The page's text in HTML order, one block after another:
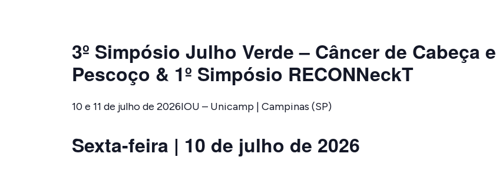
3º Simpósio Julho Verde – Câncer de Cabeça e
Pescoço & 1º Simpósio RECONNeckT
10 e 11 de julho de 2026IOU – Unicamp | Campinas (SP)
Sexta-feira | 10 de julho de 2026